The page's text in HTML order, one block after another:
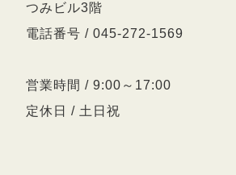
つみビル3階
電話番号 / 045-272-1569
営業時間 / 9:00～17:00
定休日 / 土日祝